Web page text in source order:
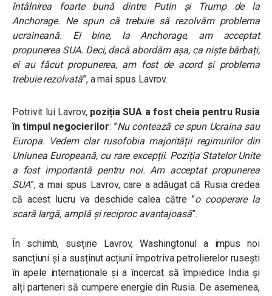
întâlnirea foarte bună dintre Putin și Trump de la
Anchorage. Ne spun că trebuie să rezolvăm problema
ucraineană. Ei bine, la Anchorage, am acceptat
propunerea SUA. Deci, dacă abordăm așa, ca niște bărbați,
ei au făcut propunerea, am fost de acord și problema
trebuie rezolvată”, a mai spus Lavrov.
Potrivit lui Lavrov, poziția SUA a fost cheia pentru Rusia
în timpul negocierilor: ”Nu contează ce spun Ucraina sau
Europa. Vedem clar rusofobia majorității regimurilor din
Uniunea Europeană, cu rare excepții. Poziția Statelor Unite
a fost importantă pentru noi. Am acceptat propunerea
SUA”, a mai spus Lavrov, care a adăugat că Rusia credea
că acest lucru va deschide calea către ”o cooperare la
scară largă, amplă și reciproc avantajoasă”.
În schimb, susține Lavrov, Washingtonul a impus noi
sancțiuni și a susținut acțiuni împotriva petrolierelor rusești
în apele internaționale și a încercat să împiedice India și
alți parteneri să cumpere energie din Rusia. De asemenea,